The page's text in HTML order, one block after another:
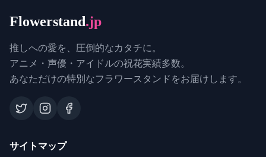
Flowerstand.jp
推しへの愛を、圧倒的なカタチに。
アニメ・声優・アイドルの祝花実績多数。
あなただけの特別なフラワースタンドをお届けします。
サイトマップ